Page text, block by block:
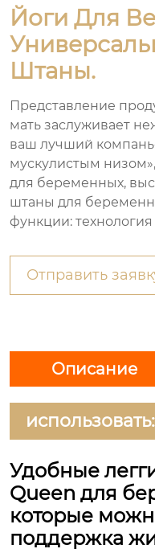
Йоги Для
Штаны.
Представление
мать заслуживает
ваш лучший
мускулистым
для беременных,
штаны для
функции:
Отправить
Описание
использовать:
Удобные
Queen для
которые
поддержка